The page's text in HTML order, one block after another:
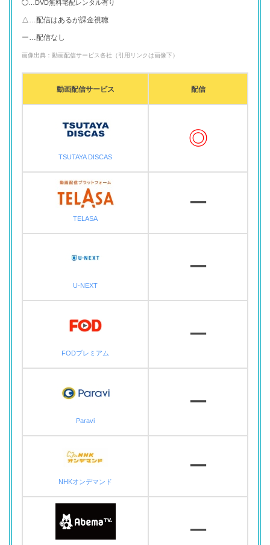
◯…DVD無料宅配レンタル有り
△…配信はあるが課金視聴
ー…配信なし
画像出典：動画配信サービス各社（引用リンクは画像下）
動画配信サービス 配信
TSUTAYA DISCAS
◎
TELASA
ー
U-NEXT
ー
FODプレミアム
ー
Paravi
ー
NHKオンデマンド
ー
ー